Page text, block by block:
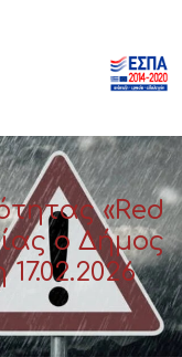
«Red
ο Δήμος